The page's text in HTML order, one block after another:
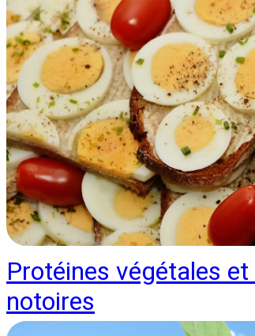
Protéines végétales
notoires